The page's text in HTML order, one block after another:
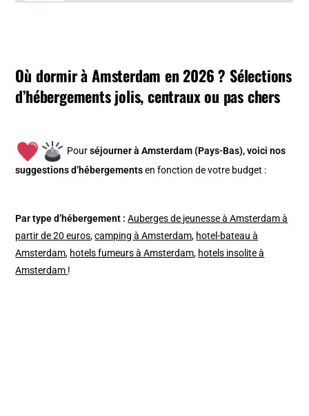
Où dormir à Amsterdam en 2026 ? Sélections
d’hébergements jolis, centraux ou pas chers
Pourséjourner à Amsterdam (Pays-Bas), voici nos
suggestions d’hébergements en fonction de votre budget :
Par type d’hébergement : Auberges de jeunesse à Amsterdam à
partir de 20 euros,camping à Amsterdam, hotel-bateau à
Amsterdam, hotels fumeurs à Amsterdam, hotels insolite à
Amsterdam !